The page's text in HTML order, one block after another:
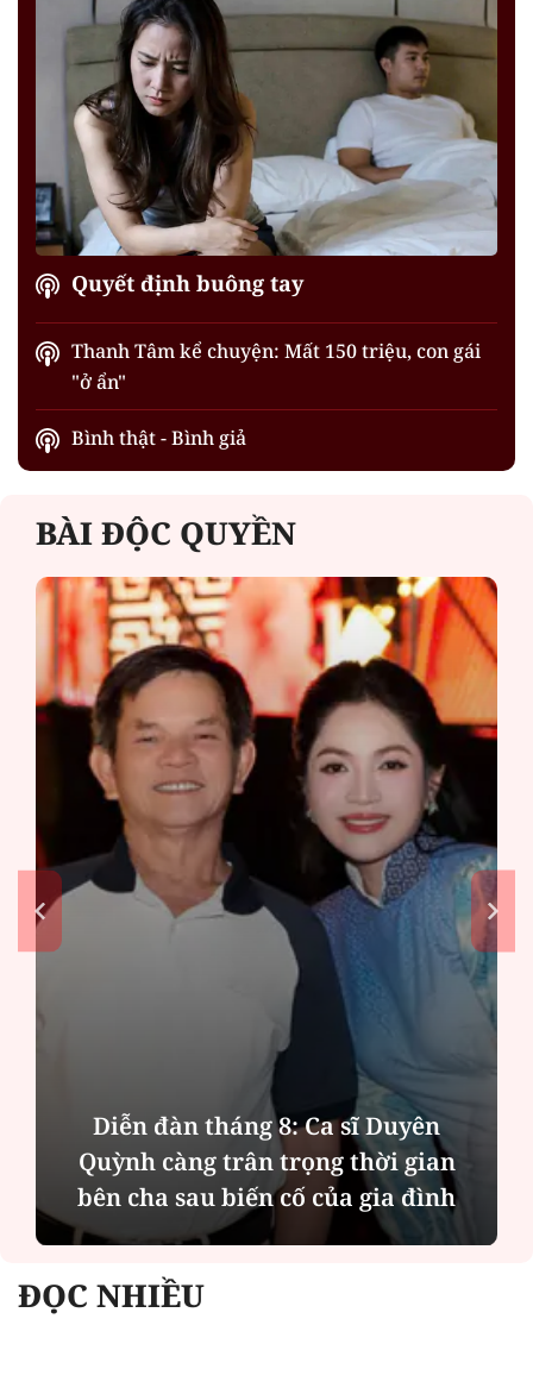
Quyết định buông tay
Thanh Tâm kể chuyện: Mất 150 triệu, con gái
"ở ẩn"
Bình thật - Bình giả
BÀI ĐỘC QUYỀN
Phân tích tính 2 mặt của thương vụ
MBBank "rót" hơn 8.800 tỷ đồng cho
Phát Đạt
ĐỌC NHIỀU